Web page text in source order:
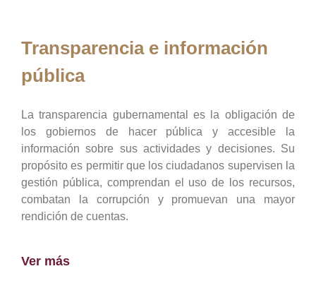
Transparencia e información
pública
La transparencia gubernamental es la obligación de
los gobiernos de hacer pública y accesible la
información sobre sus actividades y decisiones. Su
propósito es permitir que los ciudadanos supervisen la
gestión pública, comprendan el uso de los recursos,
combatan la corrupción y promuevan una mayor
rendición de cuentas.
Ver más